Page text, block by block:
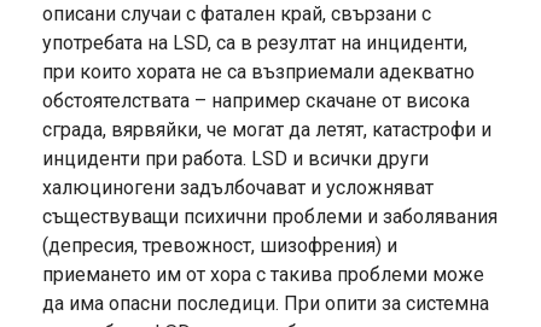
описани случаи с фатален край, свързани с
употребата на LSD, са в резултат на инциденти,
при които хората не са възприемали адекватно
обстоятелствата – например скачане от висока
сграда, вярвяйки, че могат да летят, катастрофи и
инциденти при работа. LSD и всички други
халюциногени задълбочават и усложняват
съществуващи психични проблеми и заболявания
(депресия, тревожност, шизофрения) и
приемането им от хора с такива проблеми може
да има опасни последици. При опити за системна